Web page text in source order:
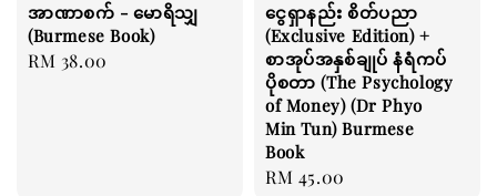
အာဏာစက် - မောရိသျှ
(Burmese Book)
Regular
RM 38.00
ငွေရှာနည်း စိတ်ပညာ
(Exclusive Edition) +
စာအုပ်အနှစ်ချုပ် နံရံကပ်
ပိုစတာ (The Psychology
of Money) (Dr Phyo
Min Tun) Burmese
Book
Regular
RM 45.00